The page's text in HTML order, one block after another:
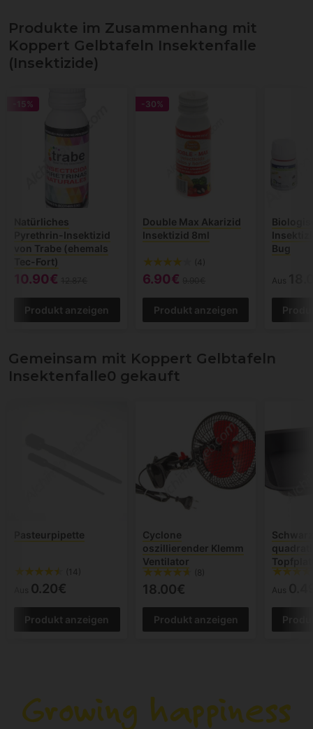
Produkte im Zusammenhang mit
Koppert Gelbtafeln Insektenfalle
(Insektizide)
-15%
Natürliches
Pyrethrin-Insektizid
von Trabe (ehemals
Tec-Fort)
10.90€
Produkt anzeigen
-30%
Double Max Akarizid
Insektizid 8ml
(4)
6.90€
Produkt anzeigen
Bug
Aus
Gemeinsam mit Koppert Gelbtafeln
Insektenfalle0 gekauft
Pasteurpipette
(14)
0.20€
Produkt anzeigen
Cyclone
oszillierender Klemm
Ventilator
(8)
18.00€
Produkt anzeigen
Aus